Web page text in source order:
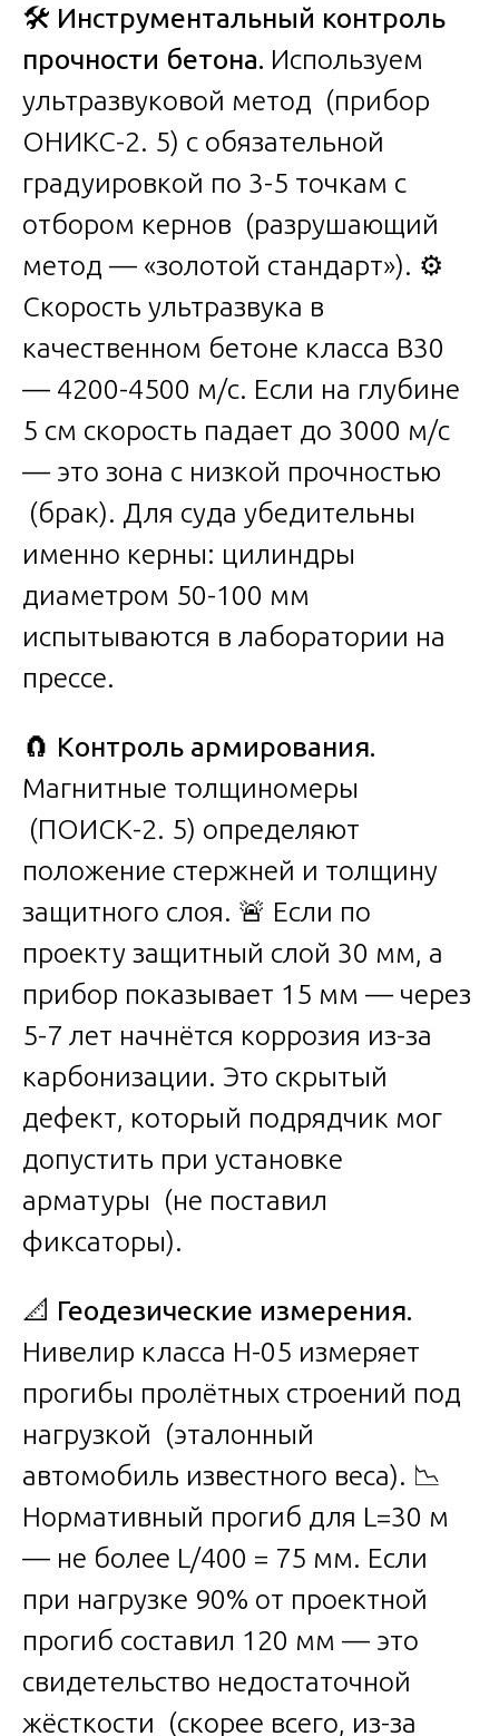
🛠️ Инструментальный контроль
прочности бетона. Используем
ультразвуковой метод (прибор
ОНИКС-2. 5) с обязательной
градуировкой по 3-5 точкам с
отбором кернов (разрушающий
метод — «золотой стандарт»). ⚙️
Скорость ультразвука в
качественном бетоне класса В30
— 4200-4500 м/с. Если на глубине
5 см скорость падает до 3000 м/с
— это зона с низкой прочностью
(брак). Для суда убедительны
именно керны: цилиндры
диаметром 50-100 мм
испытываются в лаборатории на
прессе.
🧲 Контроль армирования.
Магнитные толщиномеры
(ПОИСК-2. 5) определяют
положение стержней и толщину
защитного слоя. 🚨 Если по
проекту защитный слой 30 мм, а
прибор показывает 15 мм — через
5-7 лет начнётся коррозия из-за
карбонизации. Это скрытый
дефект, который подрядчик мог
допустить при установке
арматуры (не поставил
фиксаторы).
📐 Геодезические измерения.
Нивелир класса Н-05 измеряет
прогибы пролётных строений под
нагрузкой (эталонный
автомобиль известного веса). 📉
Нормативный прогиб для L=30 м
— не более L/400 = 75 мм. Если
при нагрузке 90% от проектной
прогиб составил 120 мм — это
свидетельство недостаточной
жёсткости (скорее всего, из-за